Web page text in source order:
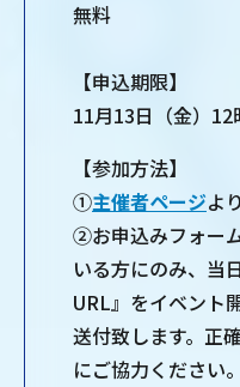
無料
【申込期限】
11月13日（金）12
【参加⽅法】
①主催者ページよ
②お申込みフォー
いる方にのみ、当
URL』をイベント
送付致します。正
にご協⼒ください。